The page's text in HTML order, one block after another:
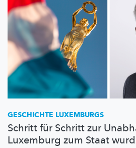
GESCHICHTE LUXEMBURGS
Schritt für Schritt zur
Luxemburg zum Staat